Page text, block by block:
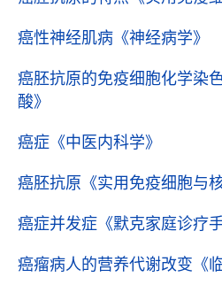
癌性神经肌病 《神经病学》
癌胚抗原的免疫细胞化学染
酸》
癌症 《中医内科学》
癌胚抗原 《实用免疫细胞与
癌症并发症 《默克家庭诊疗
癌瘤病人的营养代谢改变 《